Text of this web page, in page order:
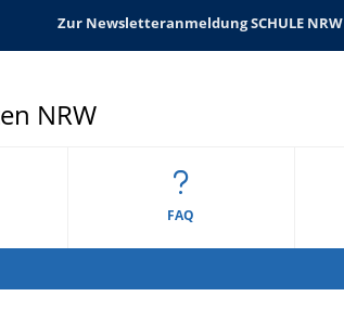
Zur Newsletteranmeldung SCHULE NRW
NRW
FAQ